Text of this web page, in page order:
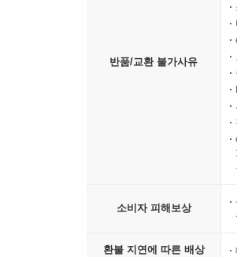
반품/교환 불가사유
소비자 피해보상
환불 지연에 따른 배상